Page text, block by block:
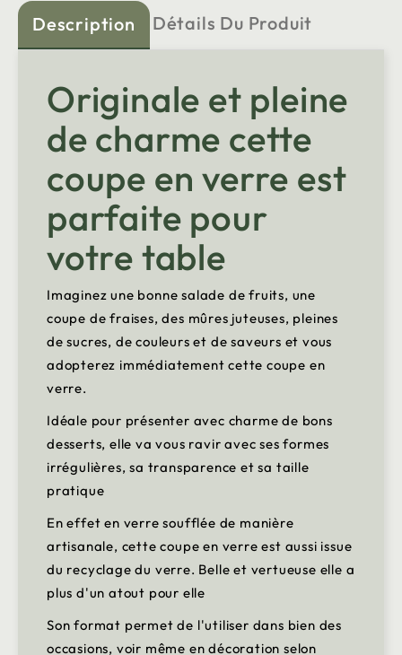
Description Détails Du Produit
Originale et pleine
de charme cette
coupe en verre est
parfaite pour
votre table
Imaginez une bonne salade de fruits, une
coupe de fraises, des mûres juteuses, pleines
de sucres, de couleurs et de saveurs et vous
adopterez immédiatement cette coupe en
verre.
Idéale pour présenter avec charme de bons
desserts, elle va vous ravir avec ses formes
irrégulières, sa transparence et sa taille
pratique
En effet en verre soufflée de manière
artisanale, cette coupe en verre est aussi issue
du recyclage du verre. Belle et vertueuse elle a
plus d'un atout pour elle
Son format permet de l'utiliser dans bien des
occasions, voir même en décoration selon